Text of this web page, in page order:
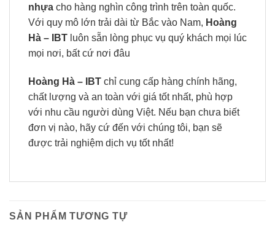
nhựa cho hàng nghìn công trình trên toàn quốc.
Với quy mô lớn trải dài từ Bắc vào Nam, Hoàng
Hà – IBT luôn sẵn lòng phục vụ quý khách mọi lúc
mọi nơi, bất cứ nơi đâu
Hoàng Hà – IBT chỉ cung cấp hàng chính hãng,
chất lượng và an toàn với giá tốt nhất, phù hợp
với nhu cầu người dùng Việt. Nếu bạn chưa biết
đơn vị nào, hãy cứ đến với chúng tôi, bạn sẽ
được trải nghiệm dịch vụ tốt nhất!
SẢN PHẨM TƯƠNG TỰ